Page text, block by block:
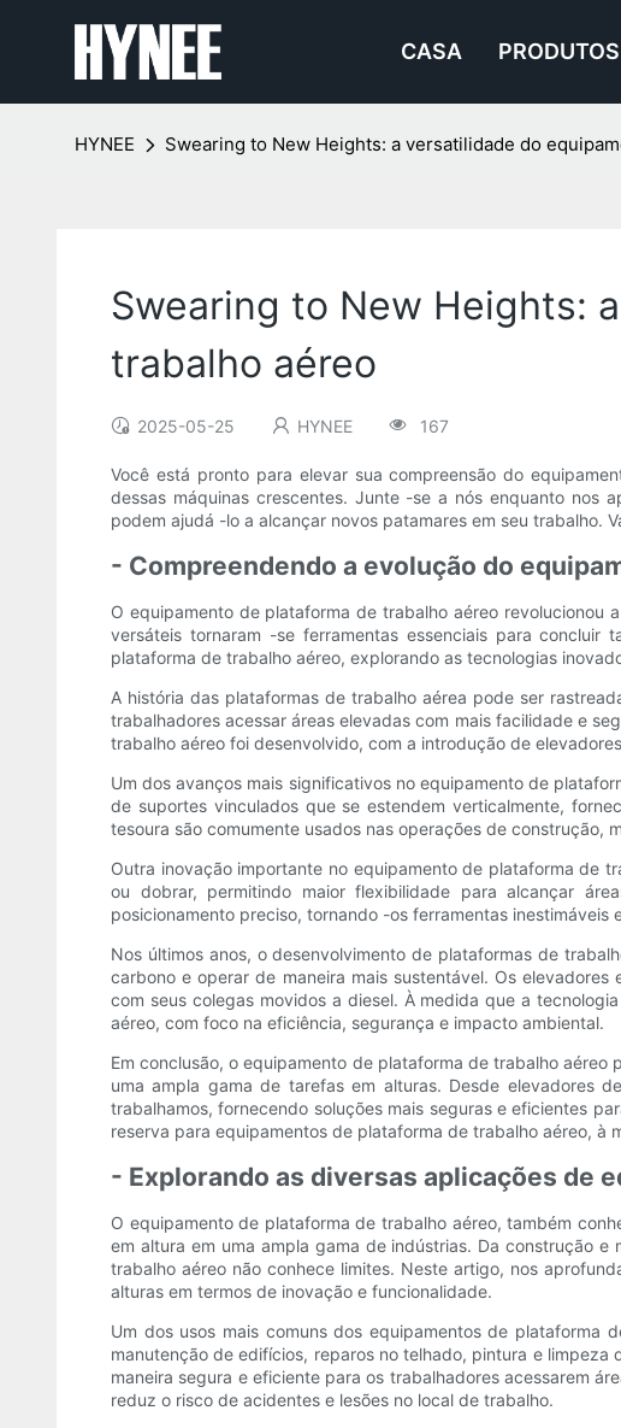
CASA PRODUTOS
HYNEE Swearing to New Heights: a versatilidade do
Swearing to New Heights:
trabalho aéreo
2025-05-25 HYNEE 167
Você está pronto para elevar sua compreensão do
dessas máquinas crescentes. Junte -se a nós enquanto nos
podem ajudá -lo a alcançar novos patamares em seu trabalho.
- Compreendendo a evolução do
O equipamento de plataforma de trabalho aéreo revolucionou
versáteis tornaram -se ferramentas essenciais para
plataforma de trabalho aéreo, explorando as tecnologias
A história das plataformas de trabalho aérea pode ser
trabalhadores acessar áreas elevadas com mais facilidade e
trabalho aéreo foi desenvolvido, com a introdução de
Um dos avanços mais significativos no equipamento de
de suportes vinculados que se estendem verticalmente,
tesoura são comumente usados ​​nas operações de construção,
Outra inovação importante no equipamento de plataforma de
ou dobrar, permitindo maior flexibilidade para alcançar
posicionamento preciso, tornando -os ferramentas
Nos últimos anos, o desenvolvimento de plataformas de
carbono e operar de maneira mais sustentável. Os
com seus colegas movidos a diesel. À medida que a
aéreo, com foco na eficiência, segurança e impacto ambiental.
Em conclusão, o equipamento de plataforma de trabalho
uma ampla gama de tarefas em alturas. Desde elevadores
trabalhamos, fornecendo soluções mais seguras e eficientes
reserva para equipamentos de plataforma de trabalho aéreo,
- Explorando as diversas aplicações de
O equipamento de plataforma de trabalho aéreo, também
em altura em uma ampla gama de indústrias. Da construção
trabalho aéreo não conhece limites. Neste artigo, nos
alturas em termos de inovação e funcionalidade.
Um dos usos mais comuns dos equipamentos de plataforma
manutenção de edifícios, reparos no telhado, pintura e
maneira segura e eficiente para os trabalhadores acessarem
reduz o risco de acidentes e lesões no local de trabalho.